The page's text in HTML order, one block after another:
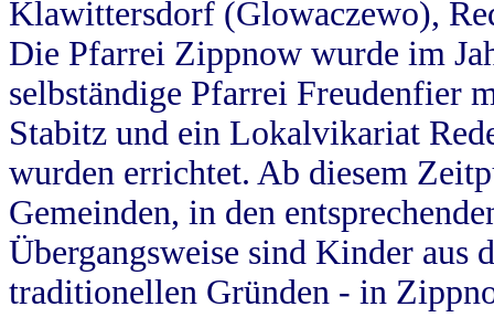
Klawittersdorf (Glowaczewo),
Die Pfarrei Zippnow wurde im
selbständige Pfarrei Freudenfier
Stabitz und ein Lokalvikariat
wurden errichtet. Ab diesem
Gemeinden, in den
Übergangsweise sind Kinder aus
traditionellen Gründen - in